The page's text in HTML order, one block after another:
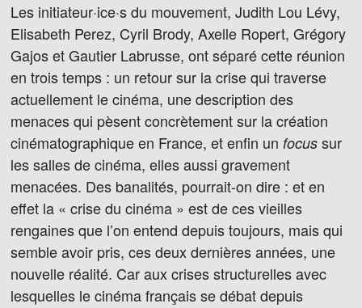
Les initiateur·ice·s du mouvement, Judith Lou Lévy,
Elisabeth Perez, Cyril Brody, Axelle Ropert, Grégory
Gajos et Gautier Labrusse, ont séparé cette réunion
en trois temps : un retour sur la crise qui traverse
actuellement le cinéma, une description des
menaces qui pèsent concrètement sur la création
cinématographique en France, et enfin un focus sur
les salles de cinéma, elles aussi gravement
menacées. Des banalités, pourrait-on dire : et en
effet la « crise du cinéma » est de ces vieilles
rengaines que l’on entend depuis toujours, mais qui
semble avoir pris, ces deux dernières années, une
nouvelle réalité. Car aux crises structurelles avec
lesquelles le cinéma français se débat depuis